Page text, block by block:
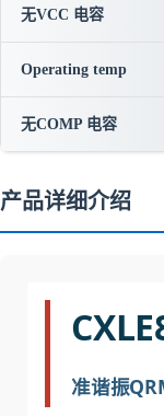
无VCC 电容
Operating temp
无COMP 电容
产品详细介绍
准谐振